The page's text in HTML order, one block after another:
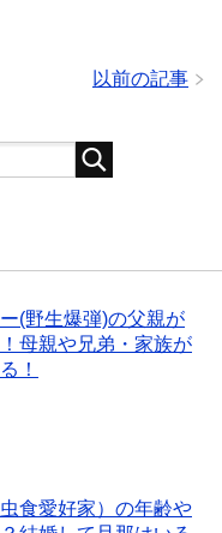
以前の記事
(野生爆弾)の父親が
母親や兄弟・家族が
！
食愛好家）の年齢や